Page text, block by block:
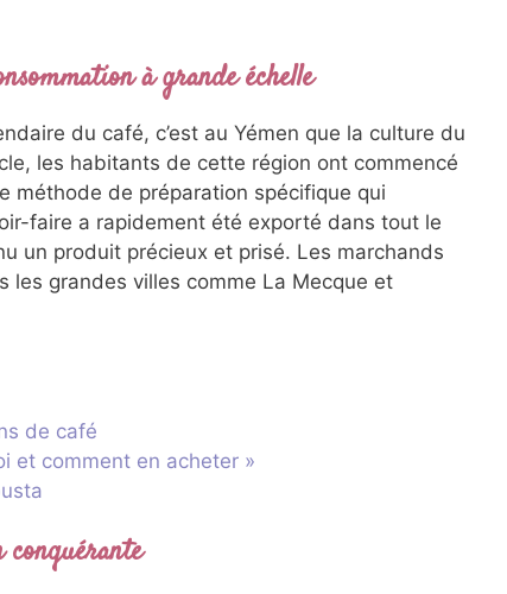
à grande échelle
du café, c’est au Yémen que la culture du
les habitants de cette région ont commencé
méthode de préparation spécifique qui
faire a rapidement été exporté dans tout le
un produit précieux et prisé. Les marchands
les grandes villes comme La Mecque et
de café
et comment en acheter »